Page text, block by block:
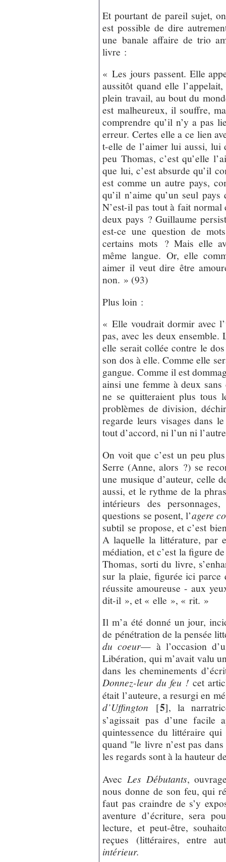
Et pourtant de pareil sujet,
est possible de dire
une banale affaire de trio
livre :
« Les jours passent. Elle
aussitôt quand elle
plein travail, au bout du
est malheureux, il souffre,
comprendre qu’il n’y a pas
erreur. Certes elle a ce lien
t-elle de l’aimer lui aussi, lui
peu Thomas, c’est qu’elle
que lui, c’est absurde qu’il
est comme un autre pays,
qu’il n’aime qu’un seul
N’est-il pas tout à fait normal
deux pays ? Guillaume
est-ce une question de
certains mots ? Mais elle
même langue. Or, elle
aimer il veut dire être
non. » (93)
Plus loin :
« Elle voudrait dormir avec
pas, avec les deux ensemble.
elle serait collée contre le
son dos à elle. Comme elle
gangue. Comme il est
ainsi une femme à deux
ne se quitteraient plus tous
problèmes de division,
regarde leurs visages dans
tout d’accord, ni l’un ni
On voit que c’est un peu
Serre (Anne, alors ?) se
une musique d’auteur, celle
aussi, et le rythme de la
intérieurs des
questions se posent, l’agere
subtil se propose, et c’est
A laquelle la littérature, par
médiation, et c’est la figure
Thomas, sorti du livre,
sur la plaie, figurée ici parce
réussite amoureuse - aux
dit-il », et « elle », « rit. »
Il m’a été donné un jour,
de pénétration de la pensée
du coeur— à l’occasion
Libération, qui m’avait valu
dans les cheminements
Donnez-leur du feu !cet
était l’auteure, a resurgi en
d’Uffington [5], la
s’agissait pas d’une facile
quintessence du littéraire
quand "le livre n’est pas
les regards sont à la hauteur
Avec Les Débutants,
nous donne de son feu, qui
faut pas craindre de s’y
aventure d’écriture, sera
lecture, et peut-être,
reçues (littéraires, entre
intérieur.